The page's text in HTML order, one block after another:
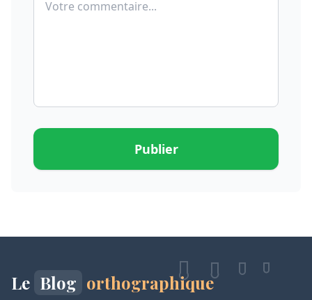
Publier
Le Blog orthographique